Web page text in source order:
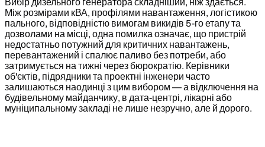
Між розмірами кВА, профілями навантаження, логістикою
пального, відповідністю вимогам викидів 5-го етапу та
дозволами на місці, одна помилка означає, що пристрій
недостатньо потужний для критичних навантажень,
перевантажений і спалює паливо без потреби, або
затримується на тижні через бюрократію. Керівники
об'єктів, підрядники та проектні інженери часто
залишаються наодинці з цим вибором — а відключення на
будівельному майданчику, в дата-центрі, лікарні або
муніципальному закладі не лише незручно, але й дорого.